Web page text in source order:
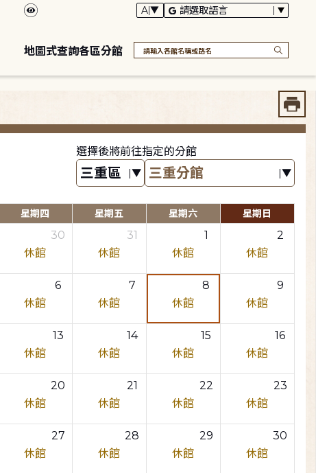
地圖式查詢各區分館
選擇後將前往指定的分館
星期四 星期五 星期六 星期日
30
休館
31
休館
1
休館
2
休館
6
休館
7
休館
8
休館
9
休館
13
休館
14
休館
15
休館
16
休館
20
休館
21
休館
22
休館
23
休館
27
休館
28
休館
29
休館
30
休館